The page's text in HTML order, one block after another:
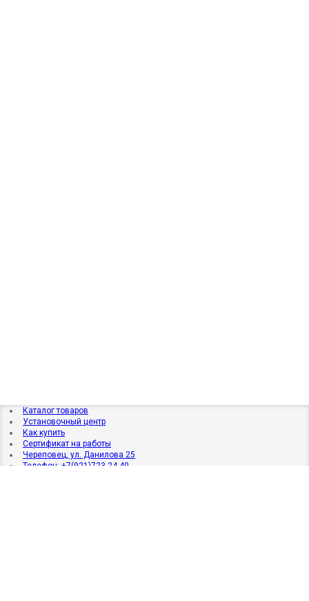
Каталог товаров
Установочный центр
Как купить
Сертификат на работы
Череповец, ул. Данилова 25
Телефон: +7(921)723-24-40